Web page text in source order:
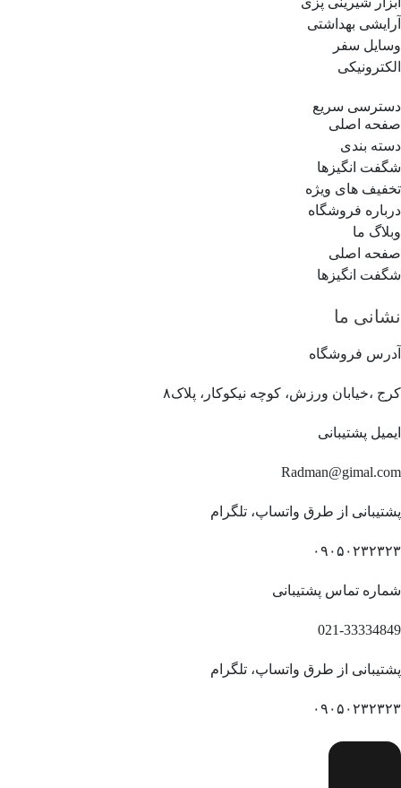
آرایشی بهداشتی
وسایل سفر
الکترونیکی
دسترسی سریع
صفحه اصلی
دسته بندی
شگفت انگیزها
تخفیف های ویژه
درباره فروشگاه
وبلاگ ما
صفحه اصلی
شگفت انگیزها
نشانی ما
آدرس فروشگاه
کرج ،خیابان ورزش، کوچه نیکوکار، پلاک۸
ایمیل پشتیبانی
Radman@gimal.com
پشتیبانی از طرق واتساپ، تلگرام
۰۹۰۵۰۲۳۲۳۲۳
شماره تماس پشتیبانی
021-33334849
پشتیبانی از طرق واتساپ، تلگرام
۰۹۰۵۰۲۳۲۳۲۳